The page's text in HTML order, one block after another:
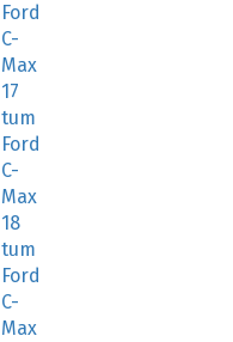
Ford
C-
Max
17
tum
Ford
C-
Max
18
tum
Ford
C-
Max